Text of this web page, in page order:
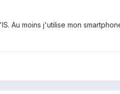
Au moins j'utilise mon